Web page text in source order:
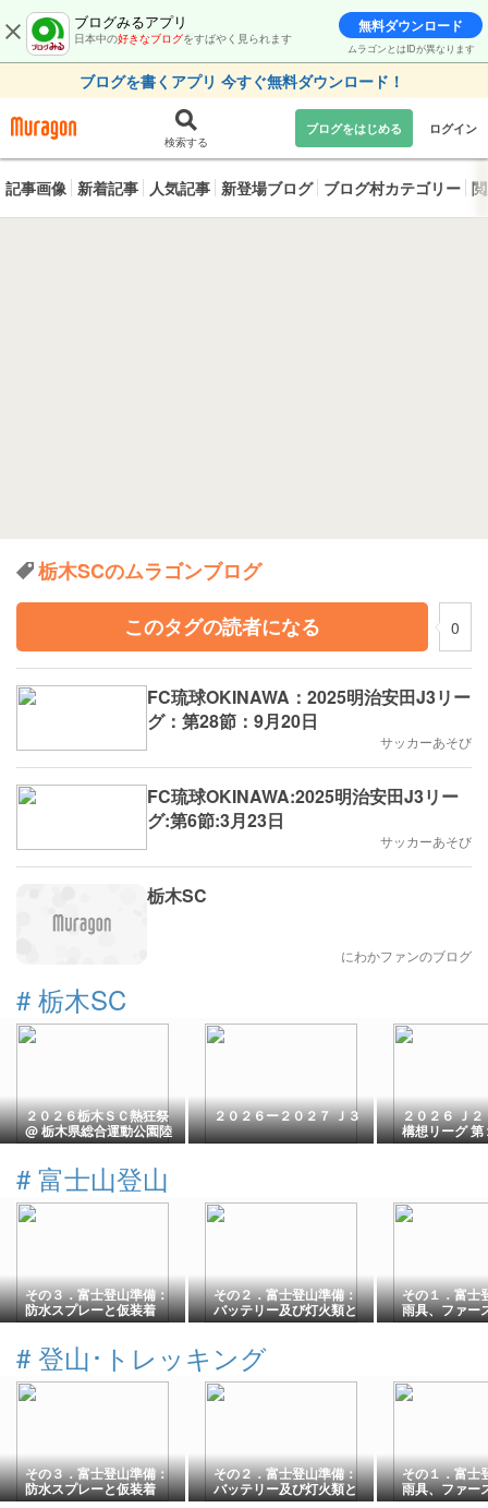
ブログみるアプリ
日本中の好きなブログをすばやく見られます
無料ダウンロード
ムラゴンとはIDが異なります
ブログを書くアプリ 今すぐ無料ダウンロード！
検索する
ブログをはじめる ログイン
記事画像 新着記事 人気記事 新登場ブログ ブログ村カテゴリー
栃木SCのムラゴンブログ
このタグの読者になる
0
FC琉球OKINAWA：2025明治安田J3リー
グ：第28節：9月20日
サッカーあそび
FC琉球OKINAWA:2025明治安田J3リー
グ:第6節:3月23日
サッカーあそび
栃木SC
にわかファンのブログ
# 栃木SC
２０２６栃木ＳＣ熱狂祭
@ 栃木県総合運動公園陸
上競技場
２０２６ー２０２７ Ｊ３ ２０２６ Ｊ
構想リーグ
ブラウブリッ
# 富士山登山
その３．富士登山準備：
防水スプレーと仮装着
その２．富士登山準備：
バッテリー及び灯火類と
電子機器
その１．富士
雨具、ファー
キット他
# 登山･トレッキング
その３．富士登山準備：
防水スプレーと仮装着
その２．富士登山準備：
バッテリー及び灯火類と
電子機器
その１．富士
雨具、ファー
キット他